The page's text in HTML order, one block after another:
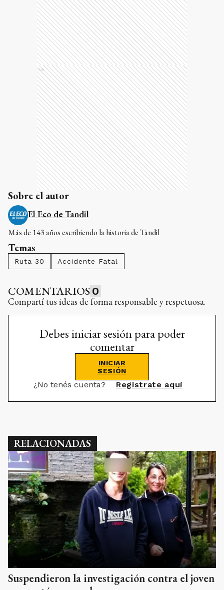
Ads
Sobre el autor
El Eco de Tandil
Más de 143 años escribiendo la historia de Tandil
Temas
Ruta 30 Accidente Fatal
COMENTARIOS 0
Compartí tus ideas de forma responsable y respetuosa.
Debes iniciar sesión para poder
comentar
INICIAR
SESIÓN
¿No tenés cuenta? Registrate aquí
RELACIONADAS
Suspendieron la investigación contra el joven